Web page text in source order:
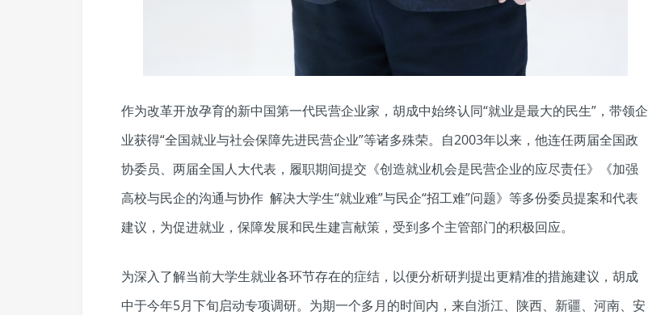
作为改革开放孕育的新中国第一代民营企业家，胡成中始终认同“就业是最大的民生”，带领企
业获得“全国就业与社会保障先进民营企业”等诸多殊荣。自2003年以来，他连任两届全国政
协委员、两届全国人大代表，履职期间提交《创造就业机会是民营企业的应尽责任》《加强
高校与民企的沟通与协作 解决大学生“就业难”与民企“招工难”问题》等多份委员提案和代表
建议，为促进就业，保障发展和民生建言献策，受到多个主管部门的积极回应。
为深入了解当前大学生就业各环节存在的症结，以便分析研判提出更精准的措施建议，胡成
中于今年5月下旬启动专项调研。为期一个多月的时间内，来自浙江、陕西、新疆、河南、安